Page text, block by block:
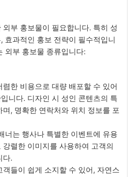
외부 홍보물이 필요합니다. 특히 성
효과적인 홍보 전략이 필수적입니
외부 홍보물 종류입니다:
렴한 비용으로 대량 배포할 수 있어
니다. 디자인 시 성인 콘텐츠의 특
며, 명확한 연락처와 위치 정보를 포
너는 행사나 특별한 이벤트에 유용
강렬한 이미지를 사용하여 고객의
다.
객들이 쉽게 소지할 수 있어, 자연스